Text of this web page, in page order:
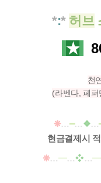
*:* 허브
★
천
(라벤다, 페
❋…━…❖…
현금결제시
❋…━…❖…━